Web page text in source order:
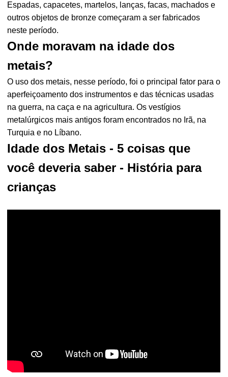
Espadas, capacetes, martelos, lanças, facas, machados e
outros objetos de bronze começaram a ser fabricados
neste período.
Onde moravam na idade dos
metais?
O uso dos metais, nesse período, foi o principal fator para o
aperfeiçoamento dos instrumentos e das técnicas usadas
na guerra, na caça e na agricultura. Os vestígios
metalúrgicos mais antigos foram encontrados no Irã, na
Turquia e no Líbano.
Idade dos Metais - 5 coisas que
você deveria saber - História para
crianças